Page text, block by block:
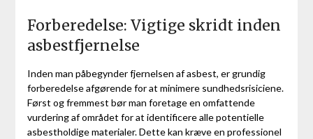
Forberedelse: Vigtige skridt inden
asbestfjernelse
Inden man påbegynder fjernelsen af asbest, er grundig
forberedelse afgørende for at minimere sundhedsrisiciene.
Først og fremmest bør man foretage en omfattende
vurdering af området for at identificere alle potentielle
asbestholdige materialer. Dette kan kræve en professionel